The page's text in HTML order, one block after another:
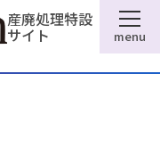
産廃処理特設
サイト menu